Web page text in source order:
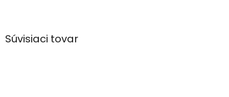
Súvisiaci tovar